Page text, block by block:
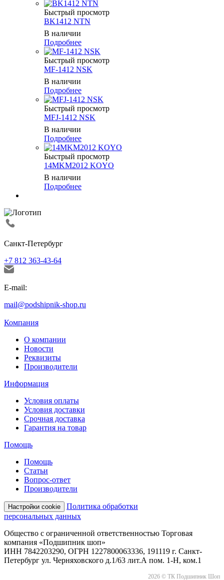
Быстрый просмотр
BK1412 NTN
В наличии
Подробнее
Быстрый просмотр
MF-1412 NSK
В наличии
Подробнее
Быстрый просмотр
MFJ-1412 NSK
В наличии
Подробнее
Быстрый просмотр
14MKM2012 KOYO
В наличии
Подробнее
Санкт-Петербург
+7 812 363-43-64
E-mail:
mail@podshipnik-shop.ru
Компания
О компании
Новости
Реквизиты
Производители
Информация
Условия оплаты
Условия доставки
Срочная доставка
Гарантия на товар
Помощь
Помощь
Статьи
Вопрос-ответ
Производители
Настройки cookie
Политика обработки
персональных данных
Общество с ограниченной ответственностью Торговая
компания «Подшипник шоп»
ИНН 7842203290, ОГРН 1227800063336, 191119 г. Санкт-
Петербург ул. Черняховского д.1/63 лит.А пом. 1-Н, ком.1
2026 © ТК Подшипник Шоп